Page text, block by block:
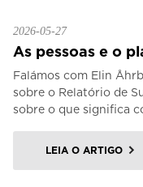
2026-05-27
As pessoas e o
Falámos com Elin
sobre o Relatório de
sobre o que significa
LEIA O ARTIGO